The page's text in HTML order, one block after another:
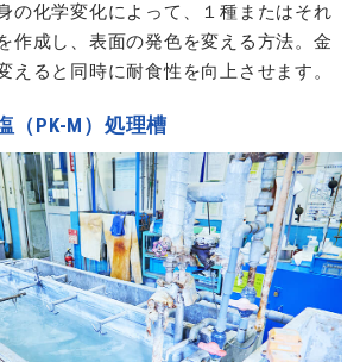
の化学変化によって、１種またはそれ
作成し、表面の発色を変える方法。金
えると同時に耐食性を向上させます。
（PK-M）処理槽